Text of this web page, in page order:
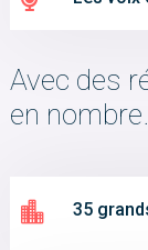
Avec des
en
 35